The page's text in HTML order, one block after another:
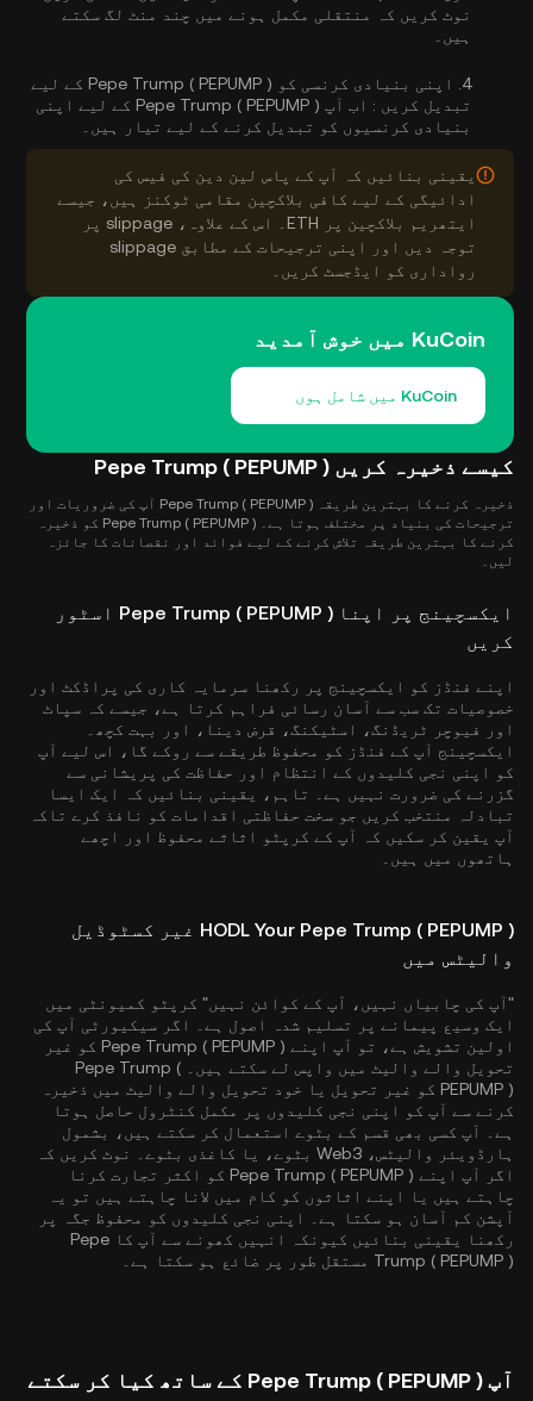
نوٹ کریں کہ منتقلی مکمل ہونے میں چند منٹ لگ سکتے
ہیں۔
4.
اپنی بنیادی کرنسی کو Pepe Trump ( PEPUMP ) کے لیے
تبدیل کریں :
اب آپ Pepe Trump ( PEPUMP ) کے لیے اپنی
بنیادی کرنسیوں کو تبدیل کرنے کے لیے تیار ہیں۔
یقینی بنائیں کہ آپ کے پاس لین دین کی فیس کی
ادائیگی کے لیے کافی بلاکچین مقامی ٹوکنز ہیں، جیسے
ایتھریم بلاکچین پر ETH۔ اس کے علاوہ، slippage پر
توجہ دیں اور اپنی ترجیحات کے مطابق slippage
رواداری کو ایڈجسٹ کریں۔
KuCoin میں خوش آمدید
KuCoin میں شامل ہوں
کیسے ذخیرہ کریں Pepe Trump ( PEPUMP )
ذخیرہ کرنے کا بہترین طریقہ Pepe Trump ( PEPUMP ) آپ کی ضروریات اور
ترجیحات کی بنیاد پر مختلف ہوتا ہے۔ Pepe Trump ( PEPUMP ) کو ذخیرہ
کرنے کا بہترین طریقہ تلاش کرنے کے لیے فوائد اور نقصانات کا جائزہ
لیں۔
ایکسچینج پر اپنا Pepe Trump ( PEPUMP ) اسٹور
کریں
اپنے فنڈز کو ایکسچینج پر رکھنا سرمایہ کاری کی پراڈکٹ اور
خصوصیات تک سب سے آسان رسائی فراہم کرتا ہے، جیسے کہ سپاٹ
اور فیوچر ٹریڈنگ، اسٹیکنگ، قرض دینا، اور بہت کچھ۔
ایکسچینج آپ کے فنڈز کو محفوظ طریقے سے روکے گا، اس لیے آپ
کو اپنی نجی کلیدوں کے انتظام اور حفاظت کی پریشانی سے
گزرنے کی ضرورت نہیں ہے۔ تاہم، یقینی بنائیں کہ ایک ایسا
تبادلہ منتخب کریں جو سخت حفاظتی اقدامات کو نافذ کرے تاکہ
آپ یقین کر سکیں کہ آپ کے کرپٹو اثاثے محفوظ اور اچھے
ہاتھوں میں ہیں۔
HODL Your Pepe Trump ( PEPUMP ) غیر کسٹوڈیل
والیٹس میں
"آپ کی چابیاں نہیں، آپ کے کوائن نہیں" کرپٹو کمیونٹی میں
ایک وسیع پیمانے پر تسلیم شدہ اصول ہے۔ اگر سیکیورٹی آپ کی
اولین تشویش ہے، تو آپ اپنے Pepe Trump ( PEPUMP ) کو غیر
تحویل والے والیٹ میں واپس لے سکتے ہیں۔ Pepe Trump (
PEPUMP ) کو غیر تحویل یا خود تحویل والے والیٹ میں ذخیرہ
کرنے سے آپ کو اپنی نجی کلیدوں پر مکمل کنٹرول حاصل ہوتا
ہے۔ آپ کسی بھی قسم کے بٹوے استعمال کر سکتے ہیں، بشمول
ہارڈویئر والیٹس، Web3 بٹوے، یا کاغذی بٹوے۔ نوٹ کریں کہ
اگر آپ اپنے Pepe Trump ( PEPUMP ) کو اکثر تجارت کرنا
چاہتے ہیں یا اپنے اثاثوں کو کام میں لانا چاہتے ہیں تو یہ
آپشن کم آسان ہو سکتا ہے۔ اپنی نجی کلیدوں کو محفوظ جگہ پر
رکھنا یقینی بنائیں کیونکہ انہیں کھونے سے آپ کا Pepe
Trump ( PEPUMP ) مستقل طور پر ضائع ہو سکتا ہے۔
آپ Pepe Trump ( PEPUMP ) کے ساتھ کیا کر سکتے